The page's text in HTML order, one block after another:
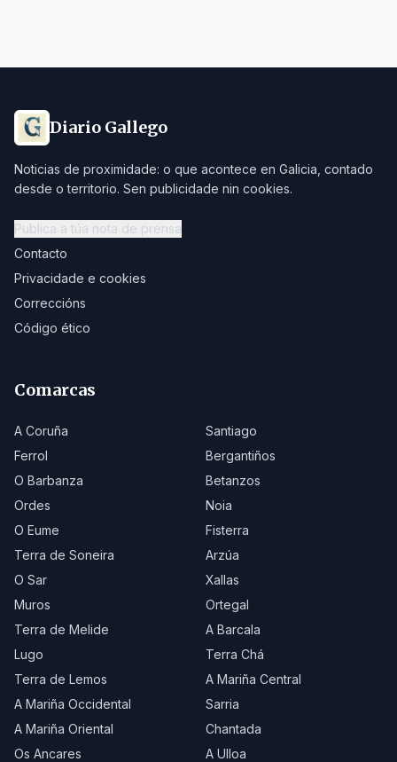
Diario Gallego
Noticias de proximidade: o que acontece en Galicia, contado
desde o territorio. Sen publicidade nin cookies.
Publica a túa nota de prensa
Contacto
Privacidade e cookies
Correccións
Código ético
Comarcas
A Coruña
Santiago
Ferrol
Bergantiños
O Barbanza
Betanzos
Ordes
Noia
O Eume
Fisterra
Terra de Soneira
Arzúa
O Sar
Xallas
Muros
Ortegal
Terra de Melide
A Barcala
Lugo
Terra Chá
Terra de Lemos
A Mariña Central
A Mariña Occidental
Sarria
A Mariña Oriental
Chantada
Os Ancares
A Ulloa